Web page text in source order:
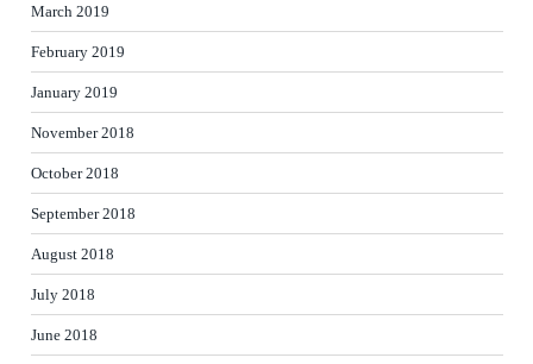
March 2019
February 2019
January 2019
November 2018
October 2018
September 2018
August 2018
July 2018
June 2018